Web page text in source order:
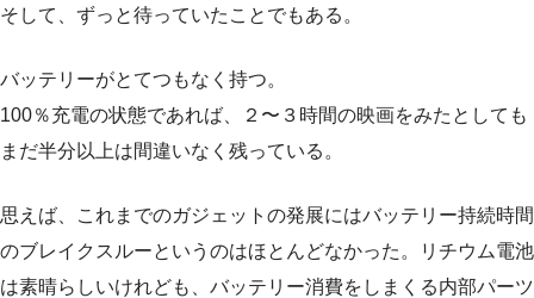
そして、ずっと待っていたことでもある。
バッテリーがとてつもなく持つ。
100％充電の状態であれば、２〜３時間の映画をみたとしても
まだ半分以上は間違いなく残っている。
思えば、これまでのガジェットの発展にはバッテリー持続時間
のブレイクスルーというのはほとんどなかった。リチウム電池
は素晴らしいけれども、バッテリー消費をしまくる内部パーツ